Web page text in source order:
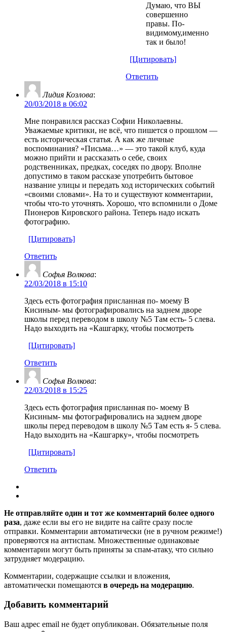
Думаю, что ВЫ
совершенно
правы. По-
видимому,именно
так и было!
[Цитировать]
Ответить
Лидия Козлова:
20/03/2018 в 06:02
Мне понравился рассказ Софии Николаевны.
Уважаемые критики, не всё, что пишется о прошлом —
есть историческая статья. А как же личные
воспоминания? «Письма…» — это такой клуб, куда
можно прийти и рассказать о себе, своих
родственниках, предках, соседях по двору. Вполне
допустимо в таком рассказе употребить бытовое
название улицы и передать ход исторических событий
«своими словами». На то и существуют комментарии,
чтобы что-то уточнять. Хорошо, что вспомнили о Доме
Пионеров Кировского района. Теперь надо искать
фотографию.
[Цитировать]
Ответить
Софья Волкова:
22/03/2018 в 15:10
Здесь есть фотография присланная по- моему В
Кисиным- мы фотографировались на заднем дворе
школы перед переводом в школу №5 Там есть- 5 слева.
Надо выходить на «Кашгарку, чтобы посмотреть
[Цитировать]
Ответить
Софья Волкова:
22/03/2018 в 15:25
Здесь есть фотография присланная по- моему В
Кисиным- мы фотографировались на заднем дворе
школы перед переводом в школу №5 Там есть я- 5 слева.
Надо выходить на «Кашгарку», чтобы посмотреть
[Цитировать]
Ответить
Не отправляйте один и тот же комментарий более одного
раза, даже если вы его не видите на сайте сразу после
отправки. Комментарии автоматически (не в ручном режиме!)
проверяются на антиспам. Множественные одинаковые
комментарии могут быть приняты за спам-атаку, что сильно
затрудняет модерацию.
Комментарии, содержащие ссылки и вложения,
автоматически помещаются в очередь на модерацию.
Добавить комментарий
Ваш адрес email не будет опубликован. Обязательные поля